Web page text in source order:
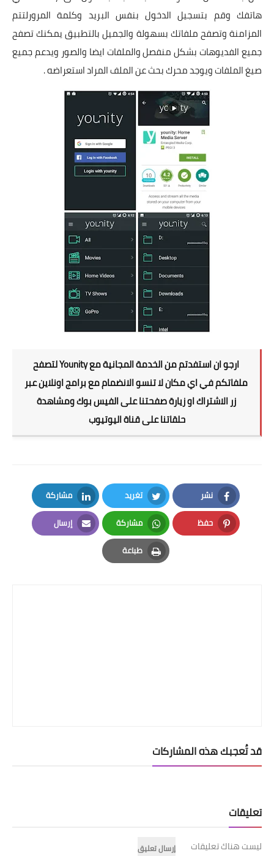
هاتفك وقم بتسجيل الدخول بنفس البريد وكلمة المرورلتتم
المزامنة وتصفح ملفاتك بسهولة والجميل بالتطبيق يمكنك تصفح
جميع الفديوهات بشكل منفصل والملفات ايضا والصور ويدعم جميع
صيغ الملفات ويوجد محرك بحث عن الملف المراد استعراضه .
ارجو ان استفدتم من الخدمة المجانية مع Younity لتصفح
ملفاتكم في اي مكان لا تنسو الانضمام مع برامج اونلاين عبر
زر الاشتراك او زيارة صفحتنا على الفيس بوك ومشاهدة
حلقاتنا على قناة اليوتيوب
نشر
Facebook
تغريد
Twitter
مشاركة
LinkedIn
حفظ
Pinterest
مشاركة
Whatsapp
إرسال
Email
طباعة
Print
قد تُعجبك هذه المشاركات
تعليقات
ليست هناك تعليقات
إرسال تعليق